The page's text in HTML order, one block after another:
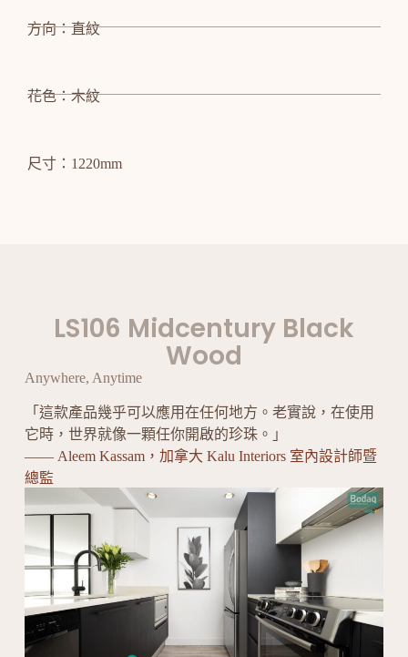
方向：直紋
花色：木紋
尺寸：1220mm
LS106 Midcentury Black
Wood
Anywhere, Anytime
「這款產品幾乎可以應用在任何地方。老實說，在使用
它時，世界就像一顆任你開啟的珍珠。」
—— Aleem Kassam，加拿大 Kalu Interiors 室內設計師暨
總監